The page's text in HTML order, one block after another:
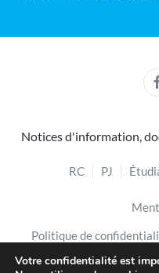
Notices d'information,
RC PJ
Politique de
Votre confidentialité est